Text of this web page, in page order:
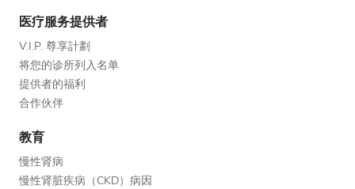
医疗服务提供者
V.I.P. 尊享計劃
将您的诊所列入名单
提供者的福利
合作伙伴
教育
慢性肾病
慢性肾脏疾病（CKD）病因